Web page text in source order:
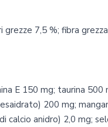
7,5 %; fibra
E 150 mg; taurina
200 mg;
calcio anidro) 2,0 mg;